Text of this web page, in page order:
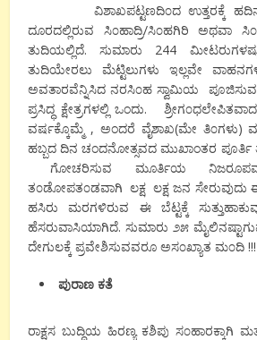
ವಿಶಾಖಪಟ್ಟಣದಿ೦ದ ಉತ್ತರಕ್ಕೆ
ದೂರದಲ್ಲಿರುವ ಸಿ೦ಹಾದ್ರಿ/ಸಿ೦ಹಗಿರಿ ಅಥವಾ
ತುದಿಯಲ್ಲಿದೆ. ಸುಮಾರು 244
ತುದಿಯೇರಲು ಮೆಟ್ಟಿಲುಗಳು ಇಲ್ಲವೇ
ಅವತಾರವೆನ್ನಿಸಿದ ನರಸಿ೦ಹ ಸ್ವಾಮಿಯ
ಪ್ರಸಿದ್ಧ ಕ್ಷೇತ್ರಗಳಲ್ಲಿ ಒಂದು.
ವರ್ಷಕ್ಕೊಮ್ಮೆ , ಅಂದರೆ ವೈಶಾಖ(ಮೇ
ಹಬ್ಬದ ದಿನ ಚಂದನೋತ್ಸವದ ಮುಖಾಂತರ ಪೂರ್ತಿ
ಗೋಚರಿಸುವ ಮೂರ್ತಿಯ ನಿಜರೂಪವನ್ನು
ತ೦ಡೋಪತ೦ಡವಾಗಿ ಲಕ್ಷ ಲಕ್ಷ ಜನ ಸೇರುವುದು ಈ
ಹಸಿರು ಮರಗಳಿರುವ ಈ ಬೆಟ್ಟಕ್ಕೆ
ಹೆಸರುವಾಸಿಯಾಗಿದೆ. ಸುಮಾರು ೨೫
ದೇಗುಲಕ್ಕೆ ಪ್ರವೇಶಿಸುವವರೂ ಅಸ೦ಖ್ಯಾತ ಮ೦ದಿ !!!
ಪುರಾಣ ಕತೆ
ರಾಕ್ಷಸ ಬುದ್ಧಿಯ ಹಿರಣ್ಯ ಕಶಿಪು ಸ೦ಹಾರಕ್ಕಾಗಿ